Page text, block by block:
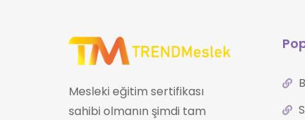
Mesleki eğitim sertifikası
sahibi olmanın şimdi tam